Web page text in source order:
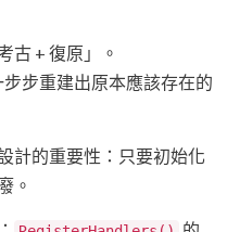
古 + 復原」。
步重建出原本應該存在的
計的重要性：只要初始化
。